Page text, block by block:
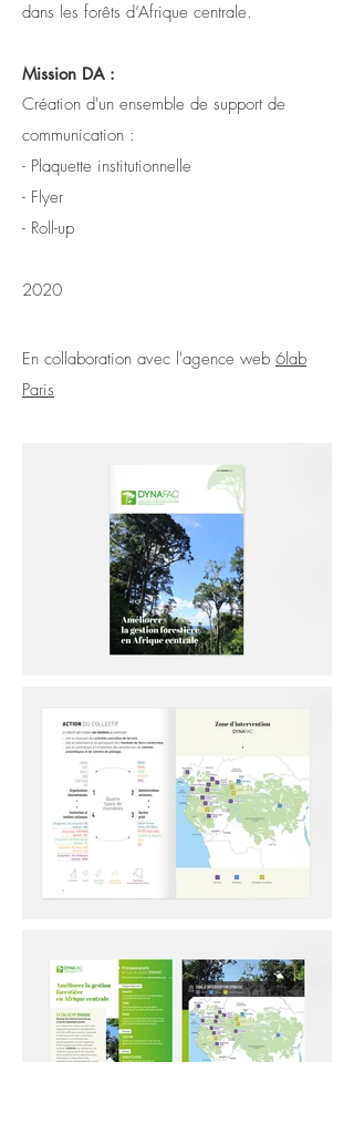
dans les forêts d’Afrique centrale.
Mission DA :
Création d'un ensemble de support de
communication :
- Plaquette institutionnelle
- Flyer
- Roll-up
2020
En collaboration avec l'agence web 6lab
Paris